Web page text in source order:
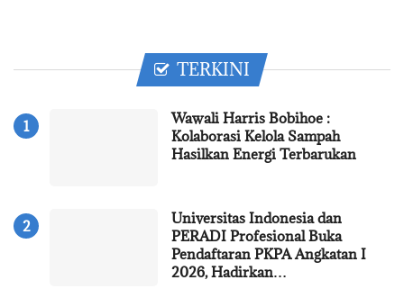
TERKINI
Wawali Harris Bobihoe :
Kolaborasi Kelola Sampah
Hasilkan Energi Terbarukan
Universitas Indonesia dan
PERADI Profesional Buka
Pendaftaran PKPA Angkatan I
2026, Hadirkan…